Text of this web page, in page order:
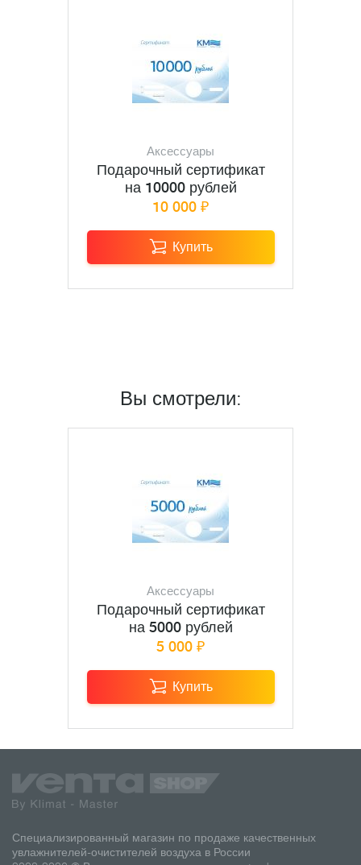
Аксессуары
Подарочный сертификат
на 10000 рублей
10 000 ₽
Купить
Вы смотрели:
Аксессуары
Подарочный сертификат
на 5000 рублей
5 000 ₽
Купить
Специализированный магазин по продаже качественных
увлажнителей-очистителей воздуха в России